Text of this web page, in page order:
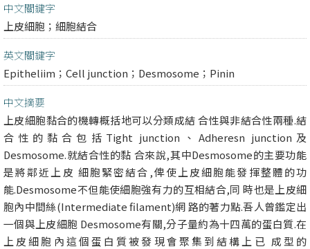
中文關鍵字
上皮細胞；細胞結合
英文關鍵字
Epitheliim；Cell junction；Desmosome；Pinin
中文摘要
上皮細胞黏合的機轉概括地可以分類成結 合性與非結合性兩種.結
合性的黏合包括Tight junction、Adheresn junction及
Desmosome.就結合性的黏 合來說,其中Desmosome的主要功能
是將鄰近上皮 細胞緊密結合,俾使上皮細胞能發揮整體的功
能.Desmosome不但能使細胞強有力的互相結合,同 時也是上皮細
胞內中間絲(Intermediate filament)網 路的著力點.吾人曾鑑定出
一個與上皮細胞 Desmosome有關,分子量約為十四萬的蛋白質.在
上皮細胞內這個蛋白質被發現會聚集到結構上已 成型的